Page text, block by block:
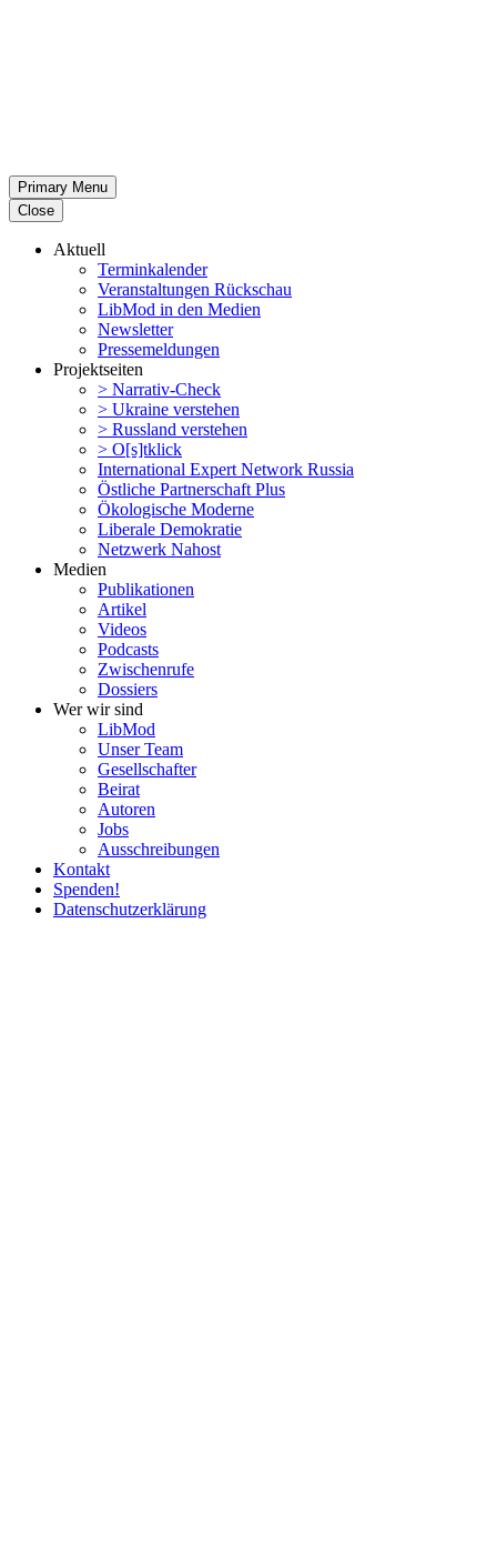
Primary Menu
Close
Aktuell
Termin­ka­lender
Veran­stal­tungen Rückschau
LibMod in den Medien
Newsletter
Presse­mel­dungen
Projekt­seiten
> Narrativ-Check
> Ukraine verstehen
> Russland verstehen
> O[s]tklick
Inter­na­tional Expert Network Russia
Östliche Partner­schaft Plus
Ökolo­gische Moderne
Liberale Demokratie
Netzwerk Nahost
Medien
Publi­ka­tionen
Artikel
Videos
Podcasts
Zwischenrufe
Dossiers
Wer wir sind
LibMod
Unser Team
Gesell­schafter
Beirat
Autoren
Jobs
Ausschrei­bungen
Kontakt
Spenden!
Daten­schutz­er­klärung